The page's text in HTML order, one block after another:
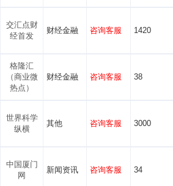
交汇点财
经首发
财经金融 咨询客服 1420
格隆汇
（商业微
热点）
财经金融 咨询客服 38
世界科学
纵横
其他 咨询客服 3000
中国厦门
网
新闻资讯 咨询客服 34